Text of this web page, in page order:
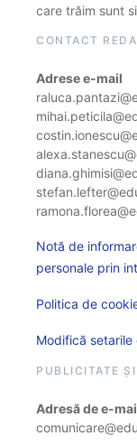
care trăim sunt
CONTACT
Adrese e-mail
Notă de
personale prin
Politica de
Modifică
PUBLICITATE
Adresă de e-